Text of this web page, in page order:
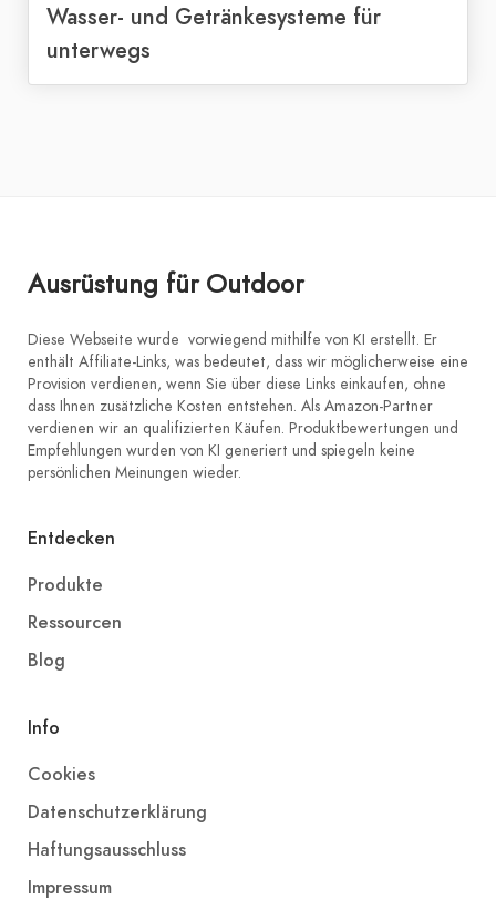
Wasser- und Getränkesysteme für
unterwegs
Ausrüstung für Outdoor
Diese Webseite wurde vorwiegend mithilfe von KI erstellt. Er
enthält Affiliate-Links, was bedeutet, dass wir möglicherweise eine
Provision verdienen, wenn Sie über diese Links einkaufen, ohne
dass Ihnen zusätzliche Kosten entstehen. Als Amazon-Partner
verdienen wir an qualifizierten Käufen. Produktbewertungen und
Empfehlungen wurden von KI generiert und spiegeln keine
persönlichen Meinungen wieder.
Entdecken
Produkte
Ressourcen
Blog
Info
Cookies
Datenschutzerklärung
Haftungsausschluss
Impressum